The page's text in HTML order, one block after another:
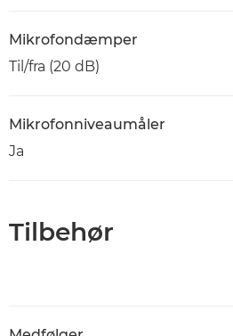
Mikrofondæmper
Til/fra (20 dB)
Mikrofonniveaumåler
Ja
Tilbehør